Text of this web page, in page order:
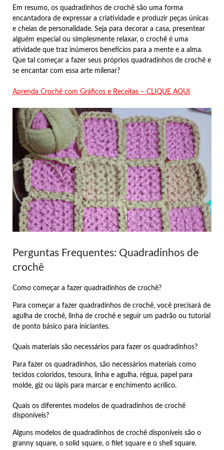
Em resumo, os quadradinhos de crochê são uma forma
encantadora de expressar a criatividade e produzir peças únicas
e cheias de personalidade. Seja para decorar a casa, presentear
alguém especial ou simplesmente relaxar, o crochê é uma
atividade que traz inúmeros benefícios para a mente e a alma.
Que tal começar a fazer seus próprios quadradinhos de crochê e
se encantar com essa arte milenar?
Aprenda Crochê com Gráficos e Receitas – CLIQUE AQUI
Perguntas Frequentes: Quadradinhos de
crochê
Como começar a fazer quadradinhos de crochê?
Para começar a fazer quadradinhos de crochê, você precisará de
agulha de crochê, linha de crochê e seguir um padrão ou tutorial
de ponto básico para iniciantes.
Quais materiais são necessários para fazer os quadradinhos?
Para fazer os quadradinhos, são necessários materiais como
tecidos coloridos, tesoura, linha e agulha, régua, papel para
molde, giz ou lápis para marcar e enchimento acrílico.
Quais os diferentes modelos de quadradinhos de crochê
disponíveis?
Alguns modelos de quadradinhos de crochê disponíveis são o
granny square, o solid square, o filet square e o shell square.